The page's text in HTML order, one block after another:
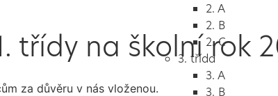
2. A
2. B
2. C
3. třída
3. A
3. B
třídy na školní rok
za důvěru v nás vloženou.